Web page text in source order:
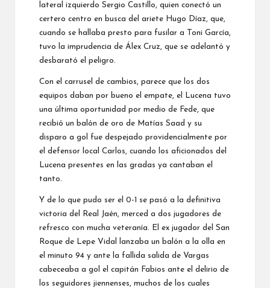
lateral izquierdo Sergio Castillo, quien conectó un
certero centro en busca del ariete Hugo Díaz, que,
cuando se hallaba presto para fusilar a Toni García,
tuvo la imprudencia de Álex Cruz, que se adelantó y
desbarató el peligro.
Con el carrusel de cambios, parece que los dos
equipos daban por bueno el empate, el Lucena tuvo
una última oportunidad por medio de Fede, que
recibió un balón de oro de Matías Saad y su
disparo a gol fue despejado providencialmente por
el defensor local Carlos, cuando los aficionados del
Lucena presentes en las gradas ya cantaban el
tanto.
Y de lo que pudo ser el 0-1 se pasó a la definitiva
victoria del Real Jaén, merced a dos jugadores de
refresco con mucha veteranía. El ex jugador del San
Roque de Lepe Vidal lanzaba un balón a la olla en
el minuto 94 y ante la fallida salida de Vargas
cabeceaba a gol el capitán Fabios ante el delirio de
los seguidores jiennenses, muchos de los cuales